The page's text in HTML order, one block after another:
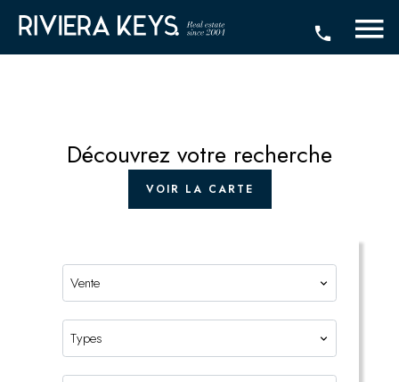
Découvrez votre recherche
VOIR LA CARTE
Vente
Types